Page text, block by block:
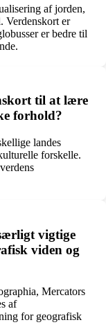
af jorden,
Verdenskort er
er bedre til
til at lære
forhold?
landes
forskelle.
vigtige
viden og
Mercators
af
for geografisk